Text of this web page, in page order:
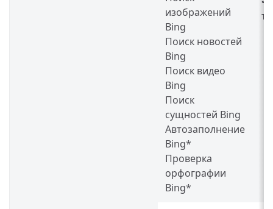
изображений
Bing
Поиск новостей
Bing
Поиск видео
Bing
Поиск
сущностей Bing
Автозаполнение
Bing*
Проверка
орфографии
Bing*